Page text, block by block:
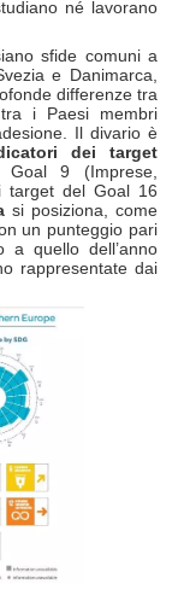
né lavorano
sfide comuni a
e Danimarca,
differenze tra
i Paesi membri
Il divario è
dei target
9 (Imprese,
target del Goal 16
si posiziona, come
un punteggio pari
a quello dell’anno
rappresentate dai